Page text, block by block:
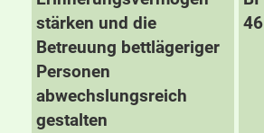
stärken und die
Betreuung bettlägeriger
Personen
abwechslungsreich
gestalten
46